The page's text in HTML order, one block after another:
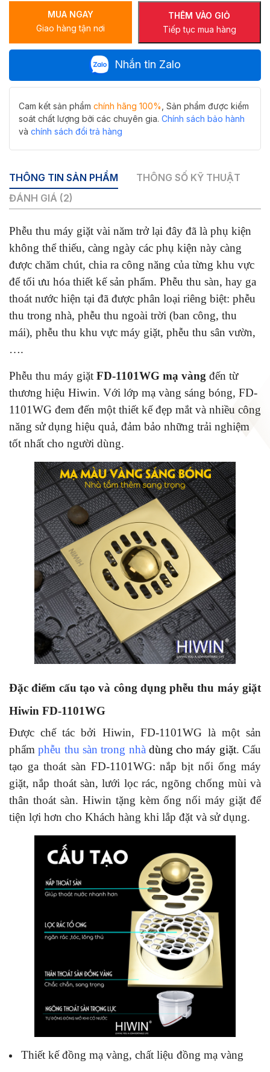
giặt
Hiwin
FD-
màu
vàng
kèm
ống
nối
lượng
THÊM VÀO GIỎ
Tiếp tục mua hàng
MUA NGAY
Giao hàng tận nơi
Nhắn tin Zalo
Cam kết sản phẩm chính hãng 100% , Sản phẩm được kiểm
soát chất lượng bởi các chuyên gia. Chính sách bảo hành
và chính sách đổi trả hàng
THÔNG TIN SẢN PHẨM
THÔNG SỐ KỸ THUẬT
ĐÁNH GIÁ (2)
Phễu thu máy giặt vài năm trở lại đây đã là phụ kiện
không thể thiếu, càng ngày các phụ kiện này càng
được chăm chút, chia ra công năng của từng khu vực
để tối ưu hóa thiết kế sản phẩm. Phễu thu sàn, hay ga
thoát nước hiện tại đã được phân loại riêng biệt: phễu
thu trong nhà, phễu thu ngoài trời (ban công, thu
mái), phễu thu khu vực máy giặt, phễu thu sân vườn,
….
Phễu thu máy giặt FD-1101WG mạ vàng đến từ
thương hiệu Hiwin. Với lớp mạ vàng sáng bóng, FD-
1101WG đem đến một thiết kế đẹp mắt và nhiều công
năng sử dụng hiệu quả, đảm bảo những trải nghiệm
tốt nhất cho người dùng.
Đặc điểm cấu tạo và công dụng phễu thu máy giặt
Hiwin FD-1101WG
Được chế tác bởi Hiwin, FD-1101WG là một sản
phẩmphễu thu sàn trong nhà dùng cho máy giặt. Cấu
tạo ga thoát sàn FD-1101WG: nắp bịt nối ống máy
giặt, nắp thoát sàn, lưới lọc rác, ngõng chống mùi và
thân thoát sàn. Hiwin tặng kèm ống nối máy giặt để
tiện lợi hơn cho Khách hàng khi lắp đặt và sử dụng.
Thiết kế đồng mạ vàng, chất liệu đồng mạ vàng